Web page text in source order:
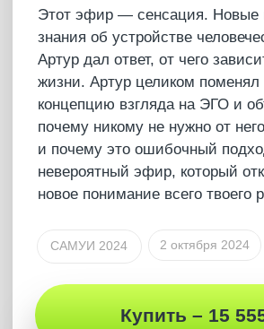
Что было?
Артур Сила — немыслитель. Человек с особым
Кто такой Артур Сила?